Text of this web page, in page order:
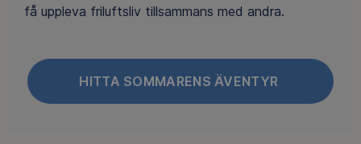
få uppleva friluftsliv tillsammans med andra.
HITTA SOMMARENS ÄVENTYR